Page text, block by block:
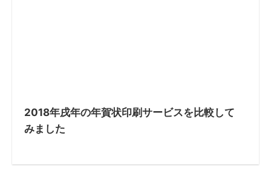
2018年戌年の年賀状印刷サービスを比較して
みました